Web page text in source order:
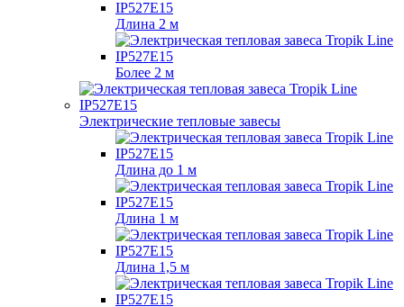
Длина 2 м
Более 2 м
Электрические тепловые завесы
Длина до 1 м
Длина 1 м
Длина 1,5 м